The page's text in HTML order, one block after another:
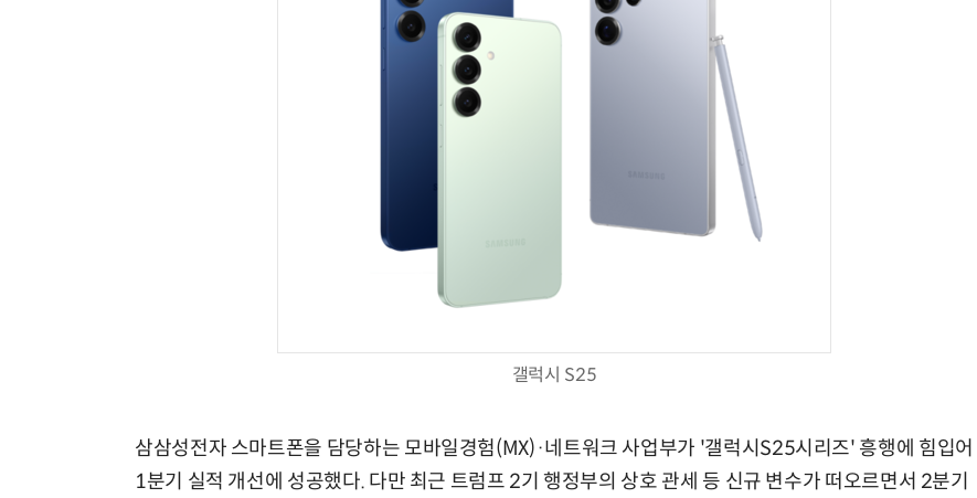
갤럭시 S25
삼삼성전자 스마트폰을 담당하는 모바일경험(MX)·네트워크 사업부가 '갤럭시S25시리즈' 흥행에 힘입어
1분기 실적 개선에 성공했다. 다만 최근 트럼프 2기 행정부의 상호 관세 등 신규 변수가 떠오르면서 2분기
AI Native Enterprise를 지원하는 AI Ready Data 플랫폼 활용 전략